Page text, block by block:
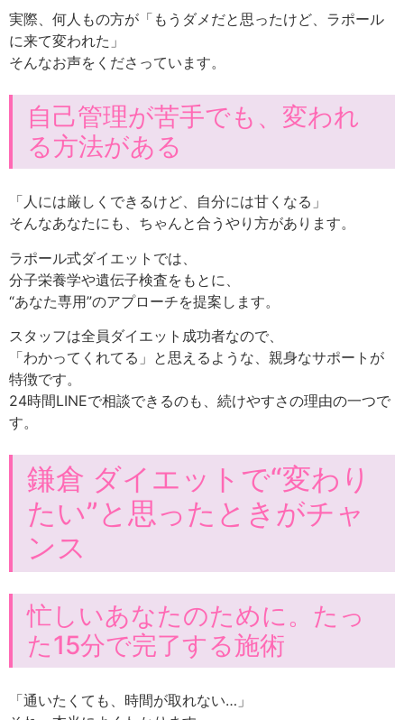
実際、何人もの方が「もうダメだと思ったけど、ラポール
に来て変われた」
そんなお声をくださっています。
自己管理が苦手でも、変われ
る方法がある
「人には厳しくできるけど、自分には甘くなる」
そんなあなたにも、ちゃんと合うやり方があります。
ラポール式ダイエットでは、
分子栄養学や遺伝子検査をもとに、
“あなた専用”のアプローチを提案します。
スタッフは全員ダイエット成功者なので、
「わかってくれてる」と思えるような、親身なサポートが
特徴です。
24時間LINEで相談できるのも、続けやすさの理由の一つで
す。
鎌倉 ダイエットで“変わり
たい”と思ったときがチャ
ンス
忙しいあなたのために。たっ
た15分で完了する施術
「通いたくても、時間が取れない…」